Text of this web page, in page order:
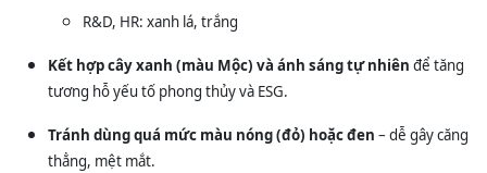
R&D, HR: xanh lá, trắng
Kết hợp cây xanh (màu Mộc) và ánh sáng tự nhiên để tăng
tương hỗ yếu tố phong thủy và ESG.
Tránh dùng quá mức màu nóng (đỏ) hoặc đen – dễ gây căng
thẳng, mệt mắt.